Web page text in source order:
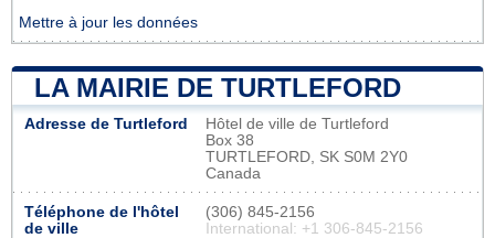
Mettre à jour les données
LA MAIRIE DE TURTLEFORD
Adresse de Turtleford
Hôtel de ville de Turtleford
Box 38
TURTLEFORD, SK S0M 2Y0
Canada
Téléphone de l'hôtel
de ville
(306) 845-2156
International: +1 306-845-2156